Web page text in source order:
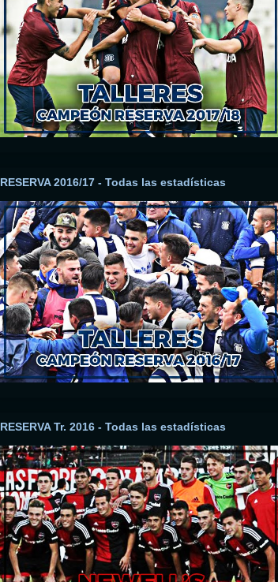
RESERVA 2016/17 - Todas las estadísticas
RESERVA Tr. 2016 - Todas las estadísticas